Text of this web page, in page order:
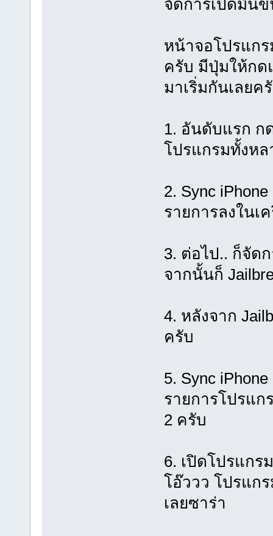
จัดการเปิดมัน
หน้าจอโปรแกร
ครับ มีปุ่มให้กด
มาเริ่มกันเลยค
1. อันดับแรก ก
โปรแกรมทั้งหล
2. Sync
รายการลงในเ
3. ต่อไป.. ก็จัด
จากนั้นก็
4. หลังจาก
ครับ
5. Sync
รายการโปรแก
2 ครับ
6. เปิดโปรแกร
โอ๊ววว โปรแก
เลยซาร่า